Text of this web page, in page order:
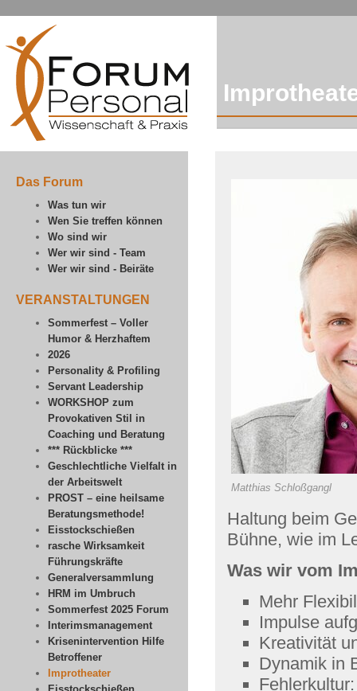
Das Forum
Was tun wir
Wen Sie treffen können
Wo sind wir
Wer wir sind - Team
Wer wir sind - Beiräte
VERANSTALTUNGEN
Sommerfest – Voller
Humor & Herzhaftem
2026
Personality & Profiling
Servant Leadership
WORKSHOP zum
Provokativen Stil in
Coaching und Beratung
*** Rückblicke ***
Geschlechtliche Vielfalt in
der Arbeitswelt
PROST – eine heilsame
Beratungsmethode!
Eisstockschießen
rasche Wirksamkeit
Führungskräfte
Generalversammlung
HRM im Umbruch
Sommerfest 2025 Forum
Interimsmanagement
Krisenintervention Hilfe
Betroffener
Improtheater
Matthias Schloßgangl
Haltung beim
Bühne, wie im
Was wir vom
Mehr
Impulse
Kreativität
Dynamik in